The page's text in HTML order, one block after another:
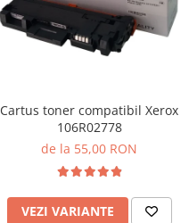
Cartus toner compatibil Xerox
106R02778
de la 55,00 RON
VEZI VARIANTE